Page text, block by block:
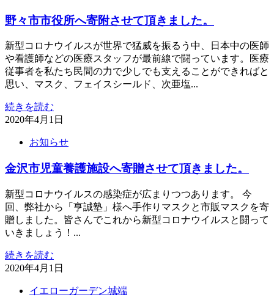
野々市市役所へ寄附させて頂きました。
新型コロナウイルスが世界で猛威を振るう中、日本中の医師
や看護師などの医療スタッフが最前線で闘っています。医療
従事者を私たち民間の力で少しでも支えることができればと
思い、マスク、フェイスシールド、次亜塩...
続きを読む
2020年4月1日
お知らせ
金沢市児童養護施設へ寄贈させて頂きました。
新型コロナウイルスの感染症が広まりつつあります。 今
回、弊社から「亨誠塾」様へ手作りマスクと市販マスクを寄
贈しました。皆さんでこれから新型コロナウイルスと闘って
いきましょう！...
続きを読む
2020年4月1日
イエローガーデン城端